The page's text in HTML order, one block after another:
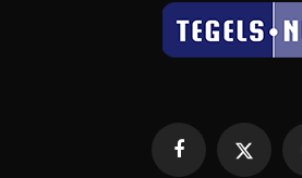
Facebook